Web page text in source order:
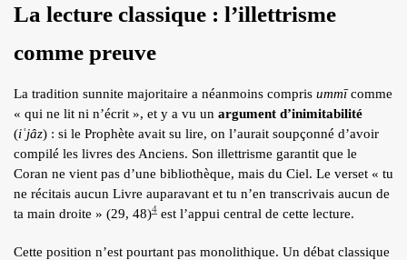
La lecture classique : l’illettrisme
comme preuve
La tradition sunnite majoritaire a néanmoins compris ummīcomme
« qui ne lit ni n’écrit », et y a vu un argument d’inimitabilité
(iʿjâz) : si le Prophète avait su lire, on l’aurait soupçonné d’avoir
compilé les livres des Anciens. Son illettrisme garantit que le
Coran ne vient pas d’une bibliothèque, mais du Ciel. Le verset « tu
ne récitais aucun Livre auparavant et tu n’en transcrivais aucun de
ta main droite » (29, 48)4 est l’appui central de cette lecture.
Cette position n’est pourtant pas monolithique. Un débat classique